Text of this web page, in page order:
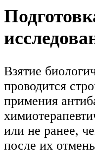
Взятие
проводится
примения
или не ранее,
после их